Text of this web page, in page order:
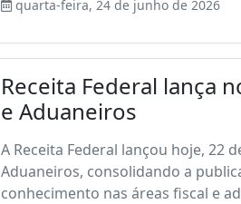
quarta-feira, 24 de junho de 2026
Receita Federal lança
e Aduaneiros
A Receita Federal lançou hoje, 22
Aduaneiros, consolidando a
conhecimento nas áreas fiscal e